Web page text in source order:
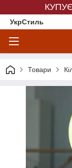
УкрСтиль
Товари